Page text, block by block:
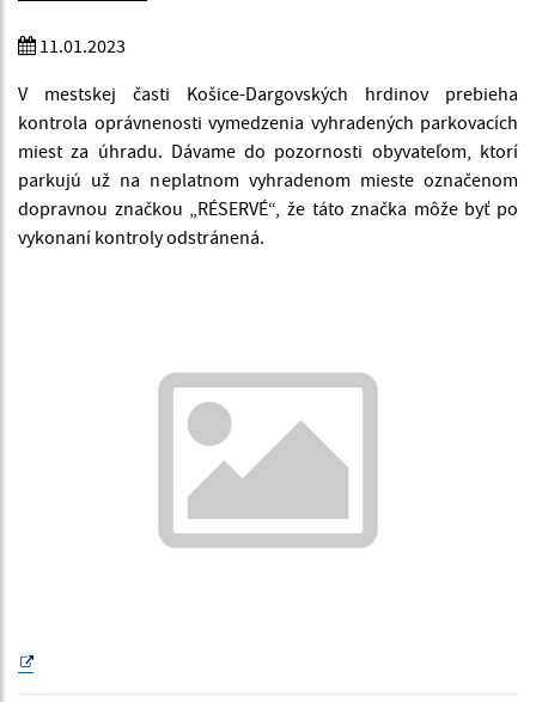
11.01.2023
V mestskej časti Košice-Dargovských hrdinov prebieha
kontrola oprávnenosti vymedzenia vyhradených parkovacích
miest za úhradu. Dávame do pozornosti obyvateľom, ktorí
parkujú už na neplatnom vyhradenom mieste označenom
dopravnou značkou „RÉSERVÉ“, že táto značka môže byť po
vykonaní kontroly odstránená.